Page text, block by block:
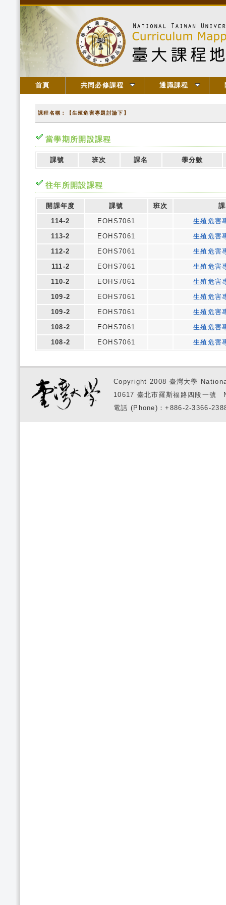
首頁 共同必修課程 通識課程
課程名稱：【生殖危害專題討論下】
當學期所開設課程
課號 班次 課名 學分數
往年所開設課程
開課年度 課號 班次
114-2
EOHS7061
生殖危害
113-2
EOHS7061
生殖危害
112-2
EOHS7061
生殖危害
111-2
EOHS7061
生殖危害
110-2
EOHS7061
生殖危害
109-2
EOHS7061
生殖危害
109-2
EOHS7061
生殖危害
108-2
EOHS7061
生殖危害
108-2
EOHS7061 生殖危害
Copyright 2008 臺灣大學
10617 臺北市羅斯福路四段一
電話 (Phone)：+886-2-3366-